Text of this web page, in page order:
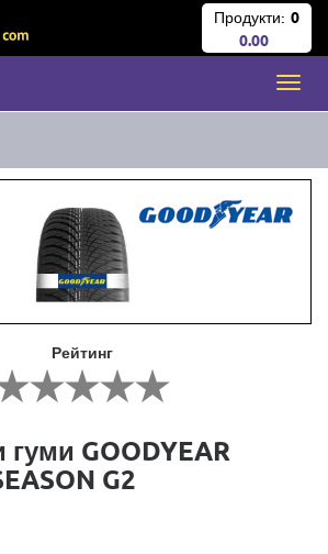
Продукти: 0
0.00
Рейтинг
GOODYEAR
G2